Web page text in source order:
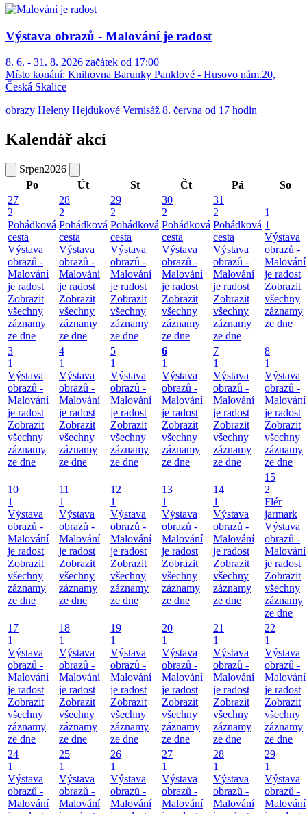
Výstava obrazů - Malování je radost
8. 6. - 31. 8. 2026 začátek od 17:00
Místo konání: Knihovna Barunky Panklové - Husovo nám.20,
Česká Skalice
obrazy Heleny Hejdukové Vernisáž 8. června od 17 hodin
Kalendář akcí
Srpen2026
Po
Út St Čt Pá
So
27
2
Pohádková
cesta
Výstava
obrazů -
Malování
je radost
Zobrazit
všechny
záznamy
ze dne
28
2
Pohádková
cesta
Výstava
obrazů -
Malování
je radost
Zobrazit
všechny
záznamy
ze dne
29
2
Pohádková
cesta
Výstava
obrazů -
Malování
je radost
Zobrazit
všechny
záznamy
ze dne
30
2
Pohádková
cesta
Výstava
obrazů -
Malování
je radost
Zobrazit
všechny
záznamy
ze dne
31
2
Pohádková
cesta
Výstava
obrazů -
Malování
je radost
Zobrazit
všechny
záznamy
ze dne
1
1
Výstava
obrazů -
Malování
je radost
Zobrazit
všechny
záznamy
ze dne
3
1
Výstava
obrazů -
Malování
je radost
Zobrazit
všechny
záznamy
ze dne
4
1
Výstava
obrazů -
Malování
je radost
Zobrazit
všechny
záznamy
ze dne
5
1
Výstava
obrazů -
Malování
je radost
Zobrazit
všechny
záznamy
ze dne
6
1
Výstava
obrazů -
Malování
je radost
Zobrazit
všechny
záznamy
ze dne
7
1
Výstava
obrazů -
Malování
je radost
Zobrazit
všechny
záznamy
ze dne
8
1
Výstava
obrazů -
Malování
je radost
Zobrazit
všechny
záznamy
ze dne
10
1
Výstava
obrazů -
Malování
je radost
Zobrazit
všechny
záznamy
ze dne
11
1
Výstava
obrazů -
Malování
je radost
Zobrazit
všechny
záznamy
ze dne
12
1
Výstava
obrazů -
Malování
je radost
Zobrazit
všechny
záznamy
ze dne
13
1
Výstava
obrazů -
Malování
je radost
Zobrazit
všechny
záznamy
ze dne
14
1
Výstava
obrazů -
Malování
je radost
Zobrazit
všechny
záznamy
ze dne
15
2
Flér
jarmark
Výstava
obrazů -
Malování
je radost
Zobrazit
všechny
záznamy
ze dne
17
1
Výstava
obrazů -
Malování
je radost
Zobrazit
všechny
záznamy
ze dne
18
1
Výstava
obrazů -
Malování
je radost
Zobrazit
všechny
záznamy
ze dne
19
1
Výstava
obrazů -
Malování
je radost
Zobrazit
všechny
záznamy
ze dne
20
1
Výstava
obrazů -
Malování
je radost
Zobrazit
všechny
záznamy
ze dne
21
1
Výstava
obrazů -
Malování
je radost
Zobrazit
všechny
záznamy
ze dne
22
1
Výstava
obrazů -
Malování
je radost
Zobrazit
všechny
záznamy
ze dne
24
1
Výstava
obrazů -
Malování
25
1
Výstava
obrazů -
Malování
26
1
Výstava
obrazů -
Malování
27
1
Výstava
obrazů -
Malování
28
1
Výstava
obrazů -
Malování
29
1
Výstava
obrazů -
Malování